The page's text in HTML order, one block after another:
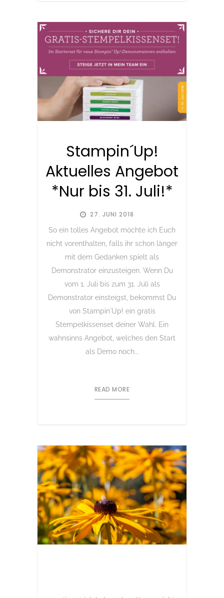
27. JUNI 2018
Stampin´Up!
Aktuelles Angebot
*Nur bis 31. Juli!*
So ein tolles Angebot möchte ich Euch
nicht vorenthalten, falls ihr schon länger
mit dem Gedanken spielt als
Demonstrator einzusteigen. Wenn Du
vom 1. Juli bis zum 31. Juli als
Demonstrator einsteigst, bekommst Du
von Stampin´Up! ein gratis
Stempelkissenset deiner Wahl. Ein
wahnsinns Angebot, welches den Start
als Demo noch...
READ MORE